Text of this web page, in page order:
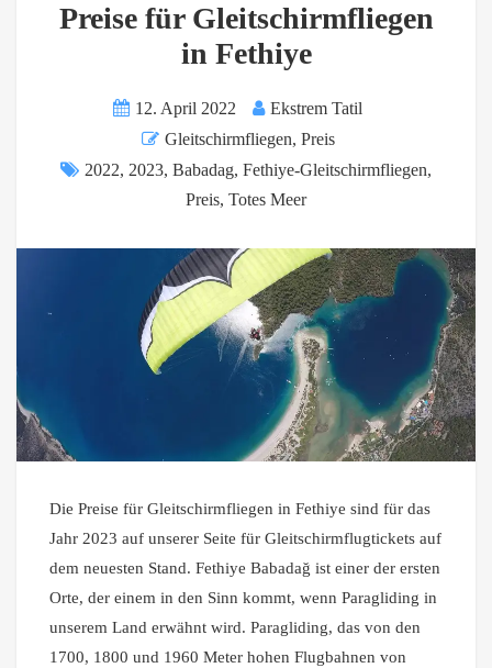
Preise für Gleitschirmfliegen
in Fethiye
12. April 2022
Ekstrem Tatil
Gleitschirmfliegen, Preis
2022, 2023, Babadag, Fethiye-Gleitschirmfliegen,
Preis, Totes Meer
Die Preise für Gleitschirmfliegen in Fethiye sind für das
Jahr 2023 auf unserer Seite für Gleitschirmflugtickets auf
dem neuesten Stand. Fethiye Babadağ ist einer der ersten
Orte, der einem in den Sinn kommt, wenn Paragliding in
unserem Land erwähnt wird. Paragliding, das von den
1700, 1800 und 1960 Meter hohen Flugbahnen von